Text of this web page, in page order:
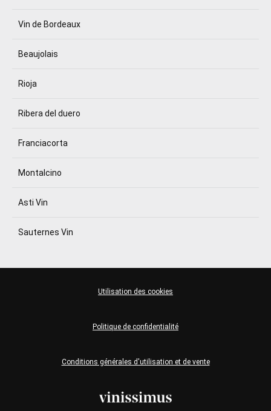
Vin de Bordeaux
Beaujolais
Rioja
Ribera del duero
Franciacorta
Montalcino
Asti Vin
Sauternes Vin
Conditions générales d'utilisation et de vente
Politique de confidentialité
Utilisation des cookies